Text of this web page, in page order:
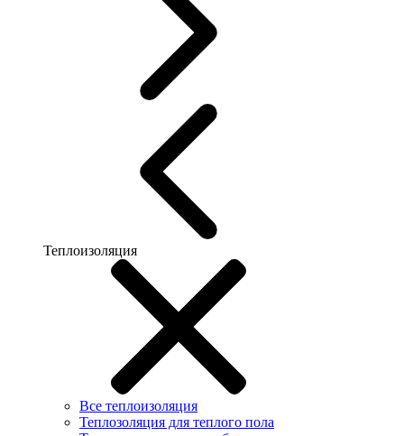
Теплоизоляция
Все теплоизоляция
Теплозоляция для теплого пола